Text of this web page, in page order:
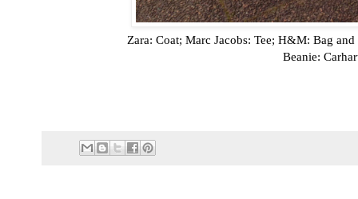
Zara: Coat; Marc Jacobs: Tee; H&M: Bag
Beanie: